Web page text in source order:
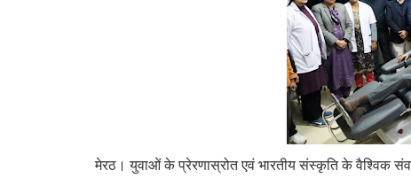
मेरठ। युवाओं के प्रेरणास्रोत एवं भारतीय संस्कृति के वैश्विक